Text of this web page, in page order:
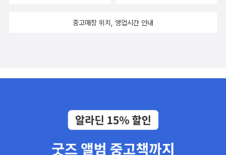
중고매장 위치, 영업시간 안내